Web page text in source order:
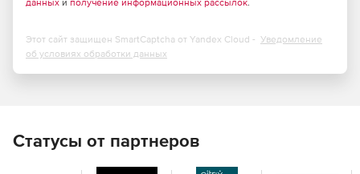
по наименованию расценок;
перевозки и массы брутто для материалов;
данных и получение информационных рассылок.
Этот сайт защищен SmartCaptcha от Yandex Cloud - Уведомление
об условиях обработки данных
Статусы от партнеров